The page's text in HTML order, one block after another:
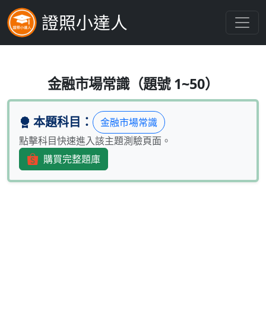
證照小達人
下列何者不屬於衍生性金融商品
金融市場常識（題號 1~50）
本題科目：
金融市場常識
點擊科目快速進入該主題測驗頁面。
購買完整題庫